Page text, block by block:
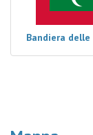
Bandiera